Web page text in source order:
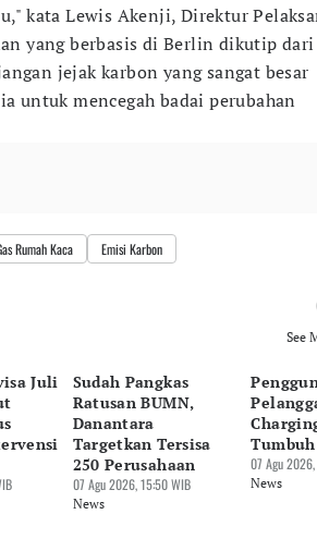
kata Lewis Akenji, Direktur
yang berbasis di Berlin dikutip dari
jejak karbon yang sangat besar
untuk mencegah badai perubahan
Rumah Kaca Emisi Karbon
See
Juli
Sudah Pangkas
Ratusan BUMN,
Danantara
Targetkan Tersisa
250 Perusahaan
07 Agu 2026, 15:50 WIB
News
Tumbuh
07 Agu 2026,
News